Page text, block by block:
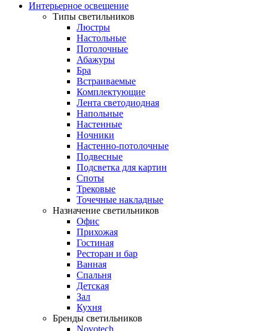
Интерьерное освещение
Типы светильников
Люстры
Настольные
Потолочные
Абажуры
Бра
Встраиваемые
Комплектующие
Лента светодиодная
Напольные
Настенные
Ночники
Настенно-потолочные
Подвесные
Подсветка для картин
Споты
Трековые
Точечные накладные
Назначение светильников
Офис
Прихожая
Гостиная
Ресторан и бар
Ванная
Спальня
Детская
Зал
Кухня
Бренды светильников
Novotech